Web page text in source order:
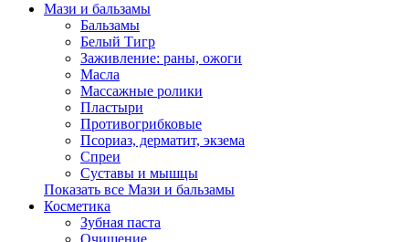
Мази и бальзамы
Бальзамы
Белый Тигр
Заживление: раны, ожоги
Масла
Массажные ролики
Пластыри
Противогрибковые
Псориаз, дерматит, экзема
Спреи
Суставы и мышцы
Показать все Мази и бальзамы
Косметика
Зубная паста
Очищение